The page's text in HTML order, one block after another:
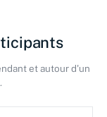
et autour d'un